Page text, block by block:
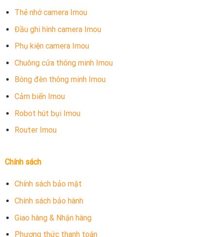
Thẻ nhớ camera Imou
Đầu ghi hình camera Imou
Phụ kiện camera Imou
Chuông cửa thông minh Imou
Bóng đèn thông minh Imou
Cảm biến Imou
Robot hút bụi Imou
Router Imou
Chính sách
Chính sách bảo mật
Chính sách bảo hành
Giao hàng & Nhận hàng
Phương thức thanh toán